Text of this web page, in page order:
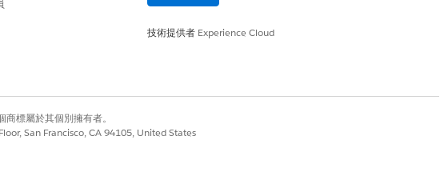
procedure/CollectionsAndRecovery
技術提供者 Experience Cloud
標屬於其個別擁有者。
San Francisco, CA 94105, United States